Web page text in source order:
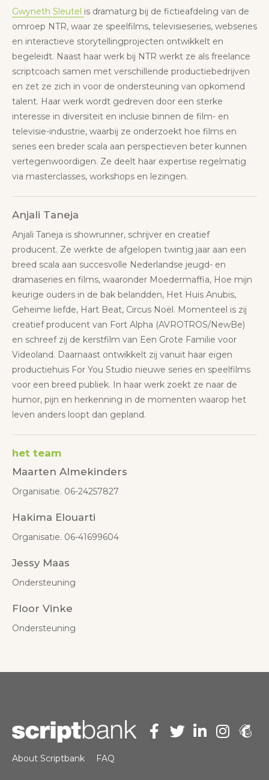
Gwyneth Sleutel is dramaturg bij de fictieafdeling van de
omroep NTR, waar ze speelfilms, televisieseries, webseries
en interactieve storytellingprojecten ontwikkelt en
begeleidt. Naast haar werk bij NTR werkt ze als freelance
scriptcoach samen met verschillende productiebedrijven
en zet ze zich in voor de ondersteuning van opkomend
talent. Haar werk wordt gedreven door een sterke
interesse in diversiteit en inclusie binnen de film- en
televisie-industrie, waarbij ze onderzoekt hoe films en
series een breder scala aan perspectieven beter kunnen
vertegenwoordigen. Ze deelt haar expertise regelmatig
via masterclasses, workshops en lezingen.
Anjali Taneja
Anjali Taneja is showrunner, schrijver en creatief
producent. Ze werkte de afgelopen twintig jaar aan een
breed scala aan succesvolle Nederlandse jeugd- en
dramaseries en films, waaronder Moedermaffia, Hoe mijn
keurige ouders in de bak belandden, Het Huis Anubis,
Geheime liefde, Hart Beat, Circus Noël. Momenteel is zij
creatief producent van Fort Alpha (AVROTROS/NewBe)
en schreef zij de kerstfilm van Een Grote Familie voor
Videoland. Daarnaast ontwikkelt zij vanuit haar eigen
productiehuis For You Studio nieuwe series en speelfilms
voor een breed publiek. In haar werk zoekt ze naar de
humor, pijn en herkenning in de momenten waarop het
leven anders loopt dan gepland.
het team
Maarten Almekinders
Organisatie. 06-24257827
Hakima Elouarti
Organisatie. 06-41699604
Jessy Maas
Ondersteuning
Floor Vinke
Ondersteuning
About Scriptbank FAQ